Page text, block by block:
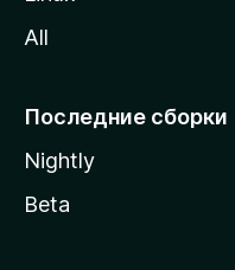
i
l
All
Последние сборки
Nightly
Beta